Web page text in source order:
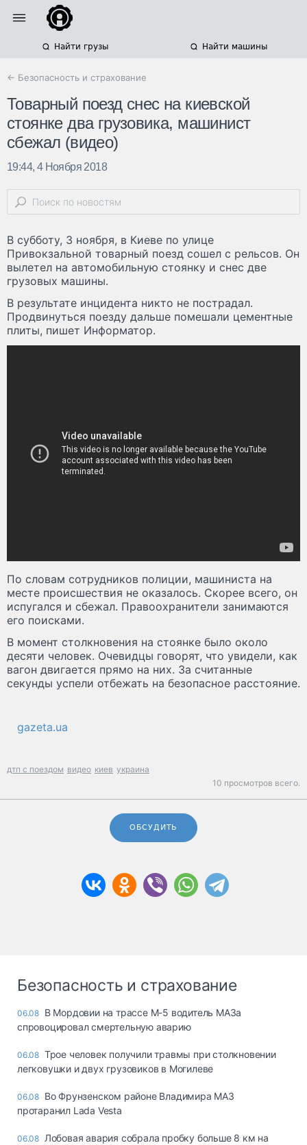
Найти грузы Найти машины
← Безопасность и страхование
Товарный поезд снес на киевской
стоянке два грузовика, машинист
сбежал (видео)
19:44, 4 Ноября 2018
В субботу, 3 ноября, в Киеве по улице
Привокзальной товарный поезд сошел с рельсов. Он
вылетел на автомобильную стоянку и снес две
грузовых машины.
В результате инцидента никто не пострадал.
Продвинуться поезду дальше помешали цементные
плиты, пишет Информатор.
По словам сотрудников полиции, машиниста на
месте происшествия не оказалось. Скорее всего, он
испугался и сбежал. Правоохранители занимаются
его поисками.
В момент столкновения на стоянке было около
десяти человек. Очевидцы говорят, что увидели, как
вагон двигается прямо на них. За считанные
секунды успели отбежать на безопасное расстояние.
gazeta.ua
дтп с поездом видео киев украина
10 просмотров всего.
ОБСУДИТЬ
Безопасность и страхование
06.08 В Мордовии на трассе М-5 водитель МАЗа
спровоцировал смертельную аварию
06.08 Трое человек получили травмы при столкновении
легковушки и двух грузовиков в Могилеве
06.08 Во Фрунзенском районе Владимира МАЗ
протаранил Lada Vesta
06.08 Лобовая авария собрала пробку больше 8 км на